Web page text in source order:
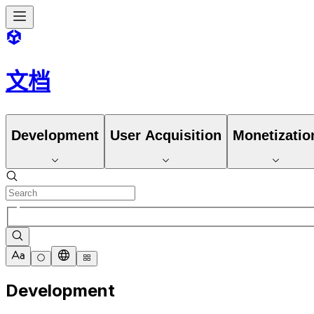
文档
Development User Acquisition
Development